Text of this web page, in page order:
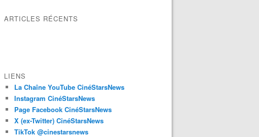
ARTICLES RÉCENTS
LIENS
La Chaîne YouTube CinéStarsNews
Instagram CinéStarsNews
Page Facebook CinéStarsNews
X (ex-Twitter) CinéStarsNews
TikTok @cinestarsnews